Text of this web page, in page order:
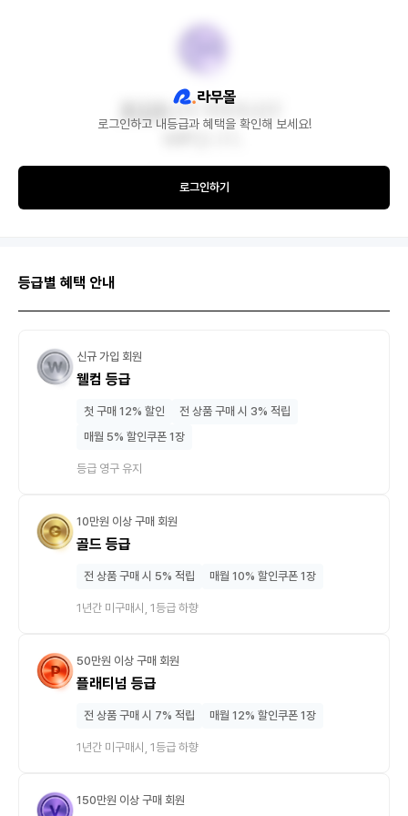
로그인하고 내등급과 혜택을 확인해 보세요!
로그인하기
등급별 혜택 안내
신규 가입 회원
웰컴 등급
첫 구매 12% 할인
전 상품 구매 시 3% 적립
매월 5% 할인쿠폰 1장
등급 영구 유지
10만원 이상 구매 회원
골드 등급
전 상품 구매 시 5% 적립 매월 10% 할인쿠폰 1장
1년간 미구매시, 1등급 하향
50만원 이상 구매 회원
플래티넘 등급
전 상품 구매 시 7% 적립 매월 12% 할인쿠폰 1장
1년간 미구매시, 1등급 하향
150만원 이상 구매 회원